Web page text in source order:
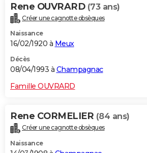
Rene OUVRARD (73 ans)
Créer une cagnotte obsèques
Naissance
16/02/1920 à Meux
Décès
08/04/1993 à Champagnac
Famille OUVRARD
Rene CORMELIER (84 ans)
Créer une cagnotte obsèques
Naissance